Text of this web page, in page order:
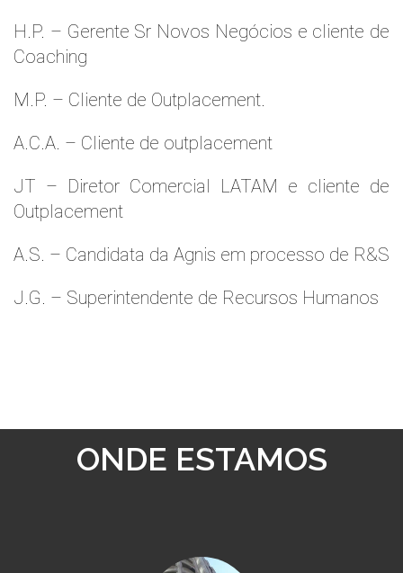
H.P. – Gerente Sr Novos Negócios e cliente de
Coaching
M.P. – Cliente de Outplacement.
A.C.A. – Cliente de outplacement
JT – Diretor Comercial LATAM e cliente de
Outplacement
A.S. – Candidata da Agnis em processo de R&S
J.G. – Superintendente de Recursos Humanos
ONDE ESTAMOS